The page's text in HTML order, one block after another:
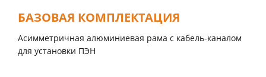
БАЗОВАЯ КОМПЛЕКТАЦИЯ
Асимметричная алюминиевая рама с кабель-каналом
для установки ПЭН